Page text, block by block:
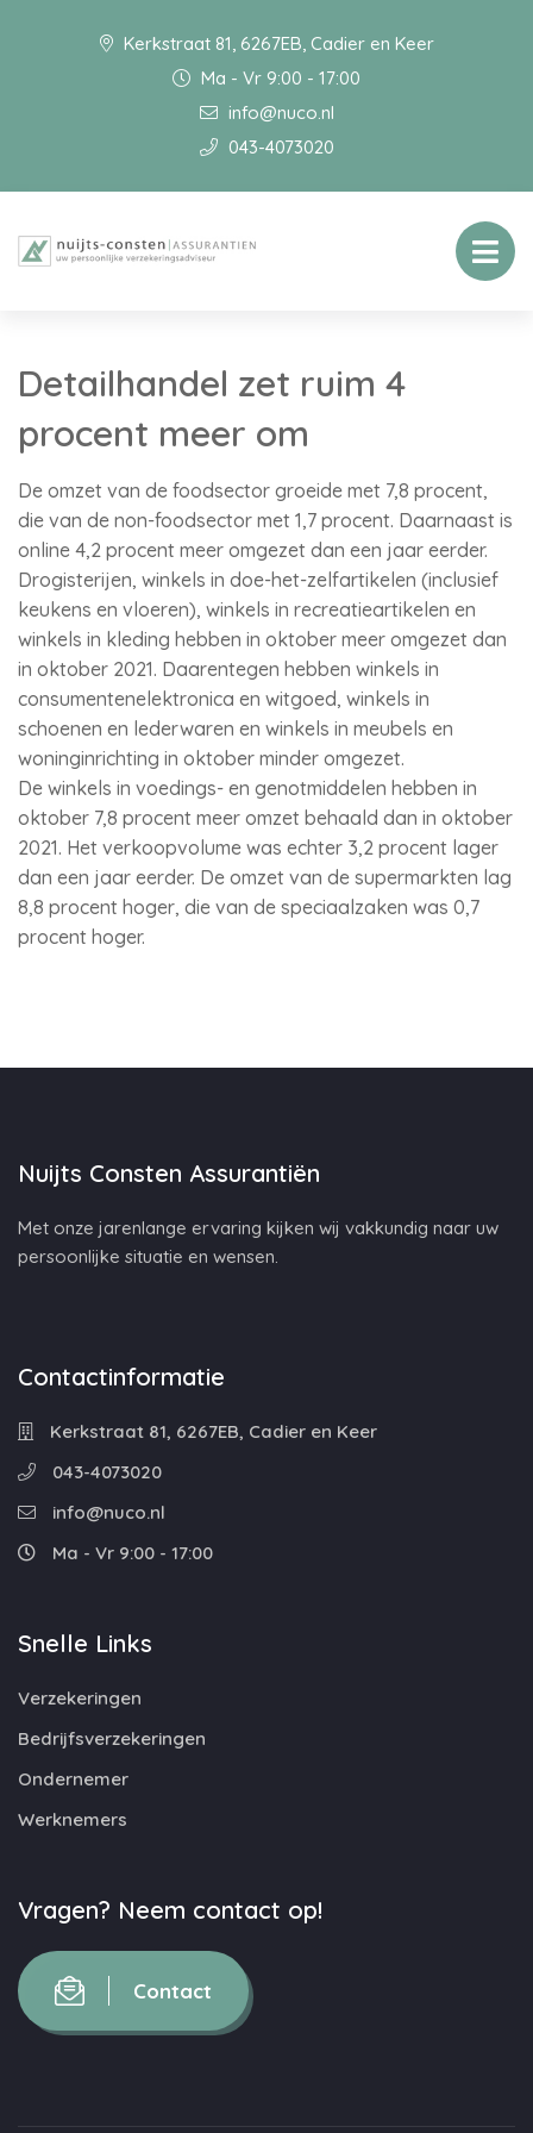
Kerkstraat 81, 6267EB, Cadier en Keer
Ma - Vr 9:00 - 17:00
info@nuco.nl
043-4073020
Detailhandel zet ruim 4
procent meer om
De omzet van de foodsector groeide met 7,8 procent,
die van de non-foodsector met 1,7 procent. Daarnaast is
online 4,2 procent meer omgezet dan een jaar eerder.
Drogisterijen, winkels in doe-het-zelfartikelen (inclusief
keukens en vloeren), winkels in recreatieartikelen en
winkels in kleding hebben in oktober meer omgezet dan
in oktober 2021. Daarentegen hebben winkels in
consumentenelektronica en witgoed, winkels in
schoenen en lederwaren en winkels in meubels en
woninginrichting in oktober minder omgezet.
De winkels in voedings- en genotmiddelen hebben in
oktober 7,8 procent meer omzet behaald dan in oktober
2021. Het verkoopvolume was echter 3,2 procent lager
dan een jaar eerder. De omzet van de supermarkten lag
8,8 procent hoger, die van de speciaalzaken was 0,7
procent hoger.
Nuijts Consten Assurantiën
Met onze jarenlange ervaring kijken wij vakkundig naar uw
persoonlijke situatie en wensen.
Contactinformatie
Kerkstraat 81, 6267EB, Cadier en Keer
043-4073020
info@nuco.nl
Ma - Vr 9:00 - 17:00
Snelle Links
Verzekeringen
Bedrijfsverzekeringen
Ondernemer
Werknemers
Vragen? Neem contact op!
Contact